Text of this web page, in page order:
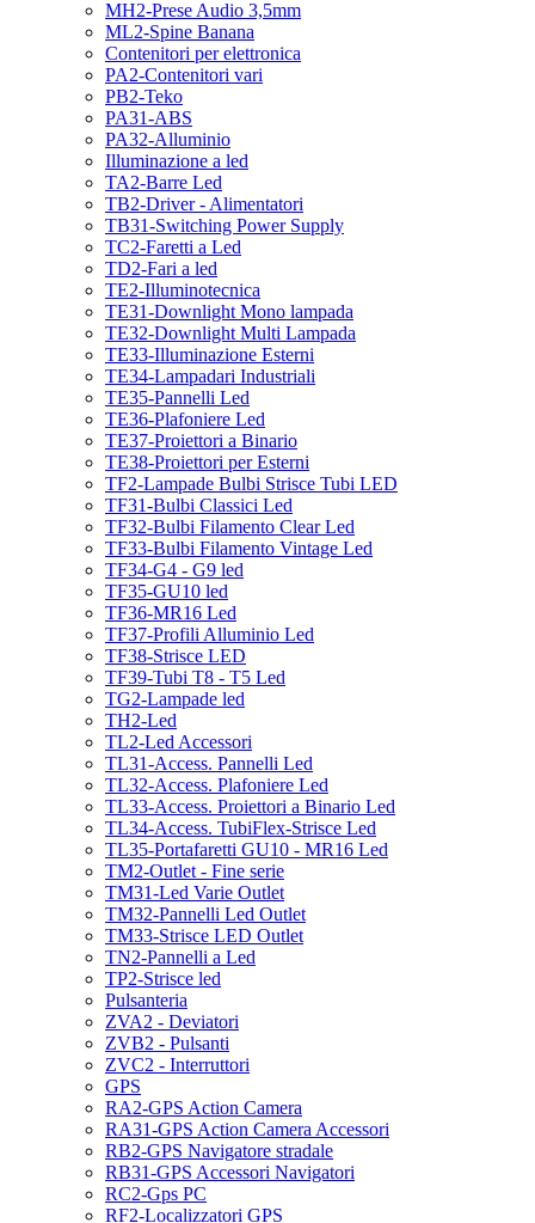
MH2-Prese Audio 3,5mm
ML2-Spine Banana
Contenitori per elettronica
PA2-Contenitori vari
PB2-Teko
PA31-ABS
PA32-Alluminio
Illuminazione a led
TA2-Barre Led
TB2-Driver - Alimentatori
TB31-Switching Power Supply
TC2-Faretti a Led
TD2-Fari a led
TE2-Illuminotecnica
TE31-Downlight Mono lampada
TE32-Downlight Multi Lampada
TE33-Illuminazione Esterni
TE34-Lampadari Industriali
TE35-Pannelli Led
TE36-Plafoniere Led
TE37-Proiettori a Binario
TE38-Proiettori per Esterni
TF2-Lampade Bulbi Strisce Tubi LED
TF31-Bulbi Classici Led
TF32-Bulbi Filamento Clear Led
TF33-Bulbi Filamento Vintage Led
TF34-G4 - G9 led
TF35-GU10 led
TF36-MR16 Led
TF37-Profili Alluminio Led
TF38-Strisce LED
TF39-Tubi T8 - T5 Led
TG2-Lampade led
TH2-Led
TL2-Led Accessori
TL31-Access. Pannelli Led
TL32-Access. Plafoniere Led
TL33-Access. Proiettori a Binario Led
TL34-Access. TubiFlex-Strisce Led
TL35-Portafaretti GU10 - MR16 Led
TM2-Outlet - Fine serie
TM31-Led Varie Outlet
TM32-Pannelli Led Outlet
TM33-Strisce LED Outlet
TN2-Pannelli a Led
TP2-Strisce led
Pulsanteria
ZVA2 - Deviatori
ZVB2 - Pulsanti
ZVC2 - Interruttori
GPS
RA2-GPS Action Camera
RA31-GPS Action Camera Accessori
RB2-GPS Navigatore stradale
RB31-GPS Accessori Navigatori
RC2-Gps PC
RF2-Localizzatori GPS